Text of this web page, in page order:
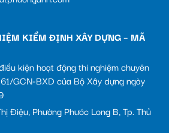
KIỂM ĐỊNH XÂY DỰNG – MÃ
kiện hoạt động thí nghiệm chuyên
GCN-BXD của Bộ Xây dựng ngày
Điệu, Phường Phước Long B, Tp. Thủ